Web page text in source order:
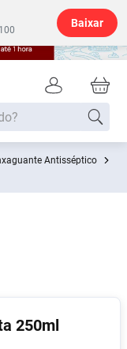
Baixar
Antisséptico
250ml